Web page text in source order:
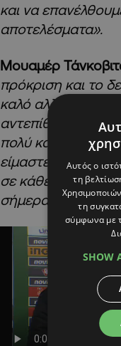
και να
αποτελέσματα».
Μουαμέρ
πρόκριση και το
καλό αλλά
αντεπίθεση και
πολύ καλό στάδιο
είμαστε μαζί. Ο
σε κάθε παιχνίδι.
σήμερα χωρίς
Αυτός ο
τη
τη
σύμφωνα με
SHOW